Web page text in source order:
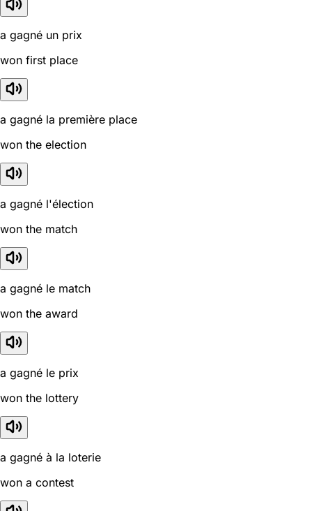
a gagné un prix
won first place
a gagné la première place
won the election
a gagné l'élection
won the match
a gagné le match
won the award
a gagné le prix
won the lottery
a gagné à la loterie
won a contest